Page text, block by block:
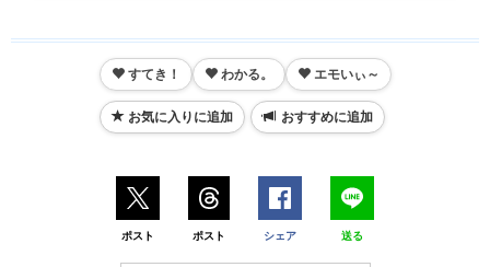
すてき！ わかる。 エモいぃ～
お気に入りに追加 おすすめに追加
ポスト ポスト シェア 送る